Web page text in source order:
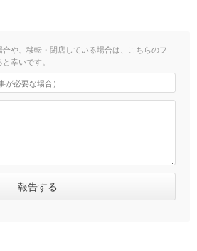
や、移転・閉店している場合は、こちらのフ
幸いです。